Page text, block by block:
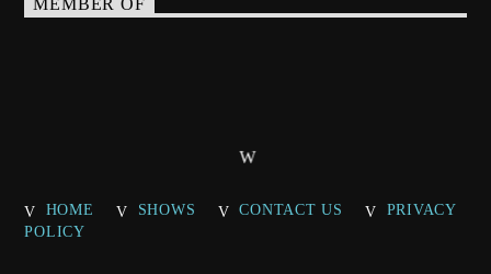
MEMBER OF
HOME SHOWS CONTACT US
PRIVACY
POLICY